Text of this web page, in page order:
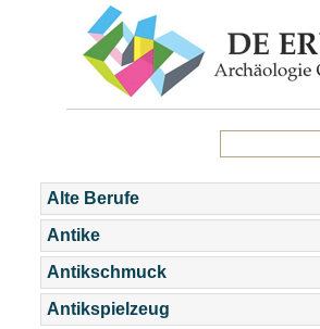
Alte Berufe
Antike
Antikschmuck
Antikspielzeug